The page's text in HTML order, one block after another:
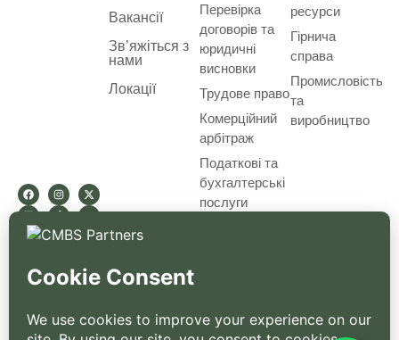
Вакансії
Зв’яжіться з
нами
Локації
Перевірка
договорів та
юридичні
висновки
Трудове право
Комерційний
арбітраж
Податкові та
бухгалтерські
послуги
ресурси
Гірнича
справа
Промисловість
та
виробництво
Юридичні повідомлення